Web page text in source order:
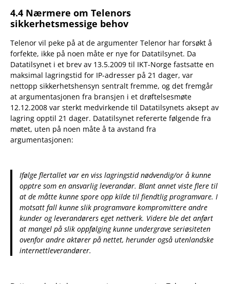
4.4 Nærmere om Telenors
sikkerhetsmessige behov
Telenor vil peke på at de argumenter Telenor har forsøkt å
forfekte, ikke på noen måte er nye for Datatilsynet. Da
Datatilsynet i et brev av 13.5.2009 til IKT-Norge fastsatte en
maksimal lagringstid for IP-adresser på 21 dager, var
nettopp sikkerhetshensyn sentralt fremme, og det fremgår
at argumentasjonen fra bransjen i et drøftelsesmøte
12.12.2008 var sterkt medvirkende til Datatilsynets aksept av
lagring opptil 21 dager. Datatilsynet refererte følgende fra
møtet, uten på noen måte å ta avstand fra
argumentasjonen:
Ifølge flertallet var en viss lagringstid nødvendig/or å kunne
opptre som en ansvarlig leverandør. Blant annet viste flere til
at de måtte kunne spore opp kilde til fiendtlig programvare. I
motsatt fall kunne slik programvare kompromittere andre
kunder og leverandørers eget nettverk. Videre ble det anført
at mangel på slik oppfølging kunne undergrave seriøsiteten
ovenfor andre aktører på nettet, herunder også utenlandske
internettleverandører.